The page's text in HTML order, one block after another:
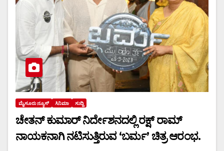
ಮೈಸೂರು ನ್ಯೂಸ್ ಸಿನಿಮಾ ಸುದ್ದಿ
ಚೇತನ್ ಕುಮಾರ್ ನಿರ್ದೇಶನದಲ್ಲಿ ರಕ್ಷ್ ರಾಮ್
ನಾಯಕನಾಗಿ ನಟಿಸುತ್ತಿರುವ ‘ಬರ್ಮ’ ಚಿತ್ರ ಆರಂಭ.